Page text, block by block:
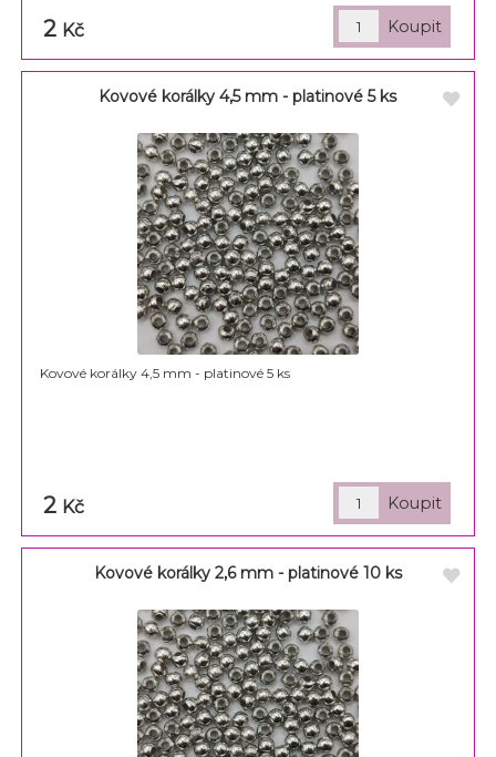
2 Kč
Kovové korálky 4,5 mm - platinové 5 ks
Kovové korálky 4,5 mm - platinové 5 ks
2 Kč
Kovové korálky 2,6 mm - platinové 10 ks